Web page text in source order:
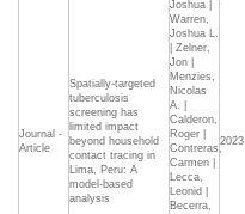
Journal -
Article
Spatially-targeted
tuberculosis
screening has
limited impact
beyond household
contact tracing in
Lima, Peru: A
model-based
analysis
Joshua |
Warren,
Joshua L.
| Zelner,
Jon |
Menzies,
Nicolas
A. |
Calderon,
Roger |
Contreras,
Carmen |
Lecca,
Leonid |
Becerra,
2023